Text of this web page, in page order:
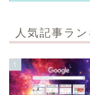
人気記事ラ
1